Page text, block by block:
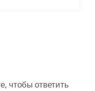
чтобы ответить